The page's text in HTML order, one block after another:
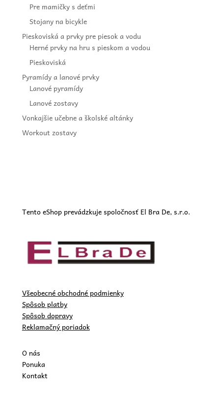
Pre mamičky s deťmi
Stojany na bicykle
Pieskoviská a prvky pre piesok a vodu
Herné prvky na hru s pieskom a vodou
Pieskoviská
Pyramídy a lanové prvky
Lanové pyramídy
Lanové zostavy
Vonkajšie učebne a školské altánky
Workout zostavy
Tento eShop prevádzkuje spoločnosť El Bra De, s.r.o.
Všeobecné obchodné podmienky
Spôsob platby
Spôsob dopravy
Reklamačný poriadok
O nás
Ponuka
Kontakt